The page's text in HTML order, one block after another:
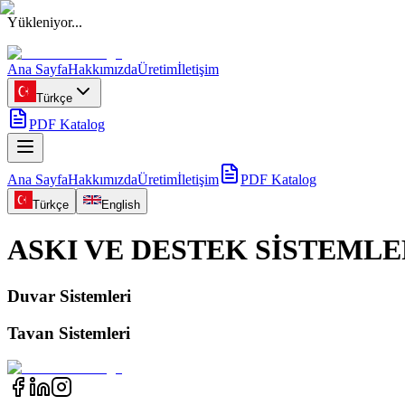
Yükleniyor...
Ana SayfaHakkımızdaÜretimİletişim
Türkçe
PDF Katalog
Ana SayfaHakkımızdaÜretimİletişim PDF Katalog
Türkçe English
ASKI VE DESTEK
Duvar Sistemleri
Tavan Sistemleri